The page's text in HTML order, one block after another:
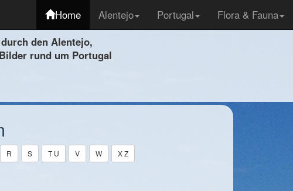
Home Alentejo Portugal
Flora & Fauna
den Alentejo,
rund um Portugal
R S T U V W X Z